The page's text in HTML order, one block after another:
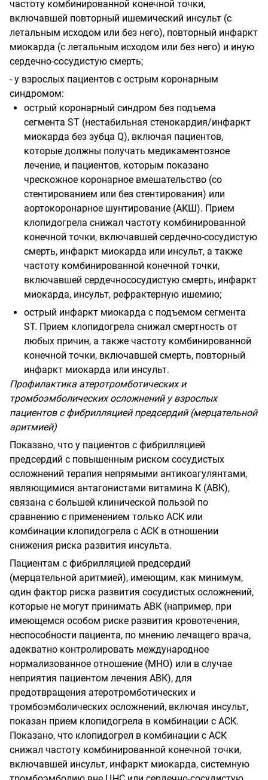
частоту комбинированной конечной точки,
включавшей повторный ишемический инсульт (с
летальным исходом или без него), повторный инфаркт
миокарда (с летальным исходом или без него) и иную
сердечно-сосудистую смерть;
- у взрослых пациентов с острым коронарным
синдромом:
острый коронарный синдром без подъема
сегмента ST (нестабильная стенокардия/инфаркт
миокарда без зубца Q), включая пациентов,
которые должны получать медикаментозное
лечение, и пациентов, которым показано
чрескожное коронарное вмешательство (со
стентированием или без стентирования) или
аортокоронарное шунтирование (АКШ). Прием
клопидогрела снижал частоту комбинированной
конечной точки, включавшей сердечно-сосудистую
смерть, инфаркт миокарда или инсульт, а также
частоту комбинированной конечной точки,
включавшей сердечно­сосудистую смерть, инфаркт
миокарда, инсульт, рефрактерную ишемию;
острый инфаркт миокарда с подъемом сегмента
ST. Прием клопидогрела снижал смертность от
любых причин, а также частоту комбинированной
конечной точки, включавшей смерть, повторный
инфаркт миокарда или инсульт.
Профилактика атеротромботических и
тромбоэмболических осложнений у взрослых
пациентов с фибрилляцией предсердий (мерцательной
аритмией)
Показано, что у пациентов с фибрилляцией
предсердий с повышенным риском сосудистых
осложнений терапия непрямыми антикоагулянтами,
являющимися антагонистами витамина К (АВК),
связана с большей клинической пользой по
сравнению с применением только АСК или
комбинации клопидогрела с АСК в отношении
снижения риска развития инсульта.
Пациентам с фибрилляцией предсердий
(мерцательной аритмией), имеющим, как минимум,
один фактор риска развития сосудистых осложнений,
которые не могут принимать АВК (например, при
имеющемся особом риске развития кровотечения,
неспособности пациента, по мнению лечащего врача,
адекватно контролировать международное
нормализованное отношение (МНО) или в случае
неприятия пациентом лечения АВК), для
предотвращения атеротромботических и
тромбоэмболических осложнений, включая инсульт,
показан прием клопидогрела в комбинации с АСК.
Показано, что клопидогрел в комбинации с АСК
снижал частоту комбинированной конечной точки,
включавшей инсульт, инфаркт миокарда, системную